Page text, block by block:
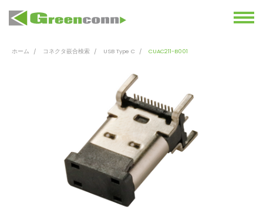
ホーム コネクタ嵌合検索 USB Type C CUAC211-B001